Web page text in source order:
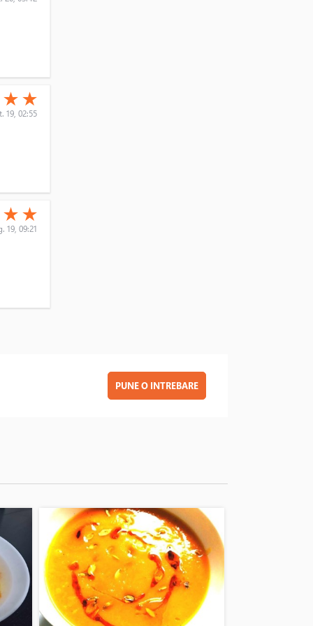
(*)
★ (*)
★
19, 02:55
(*)
★ (*)
★
19, 09:21
PUNE O INTREBARE